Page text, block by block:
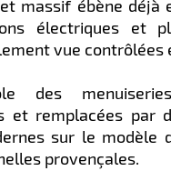
massif ébène déjà
électriques et
vue contrôlées
des
et remplacées par
sur le modèle
provençales.